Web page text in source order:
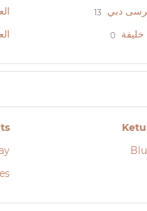
دبي 13
خليفة 0